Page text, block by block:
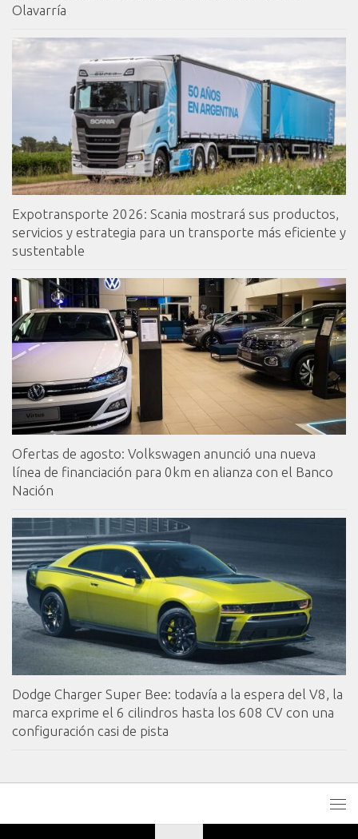
Olavarría
Expotransporte 2026: Scania mostrará sus productos,
servicios y estrategia para un transporte más eficiente y
sustentable
Ofertas de agosto: Volkswagen anunció una nueva
línea de financiación para 0km en alianza con el Banco
Nación
Dodge Charger Super Bee: todavía a la espera del V8, la
marca exprime el 6 cilindros hasta los 608 CV con una
configuración casi de pista